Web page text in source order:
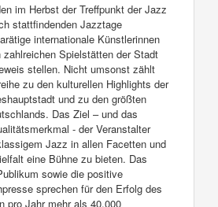
im Herbst der Treffpunkt der Jazz
stattfindenden Jazztage
internationale Künstlerinnen
Spielstätten der Stadt
stellen. Nicht umsonst zählt
zu den kulturellen Highlights der
und zu den größten
Das Ziel – und das
- der Veranstalter
Jazz in allen Facetten und
eine Bühne zu bieten. Das
sowie die positive
sprechen für den Erfolg des
pro Jahr mehr als 40.000